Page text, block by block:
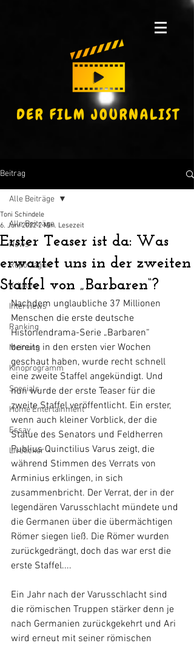
Beitrag
Alle Beiträge
News
Reportagen
Kritiken
Interviews
Ranking
Meinung
Kinoprogramm
Specials
Home Entertainment
Essay
Liveticker
Alle Beiträge
Erster Teaser ist da: Was
erwartet uns in der zweiten
Staffel von „Barbaren“?
Toni Schindele
6. Juni 2022 2 Min. Lesezeit
Nachdem unglaubliche 37 Millionen
Menschen die erste deutsche
Historiendrama-Serie „Barbaren“
bereits in den ersten vier Wochen
geschaut haben, wurde recht schnell
eine zweite Staffel angekündigt. Und
nun wurde der erste Teaser für die
zweite Staffel veröffentlicht. Ein erster,
wenn auch kleiner Vorblick, der die
Statue des Senators und Feldherren
Publius Quinctilius Varus zeigt, die
während Stimmen des Verrats von
Arminius erklingen, in sich
zusammenbricht. Der Verrat, der in der
legendären Varusschlacht mündete und
die Germanen über die übermächtigen
Römer siegen ließ. Die Römer wurden
zurückgedrängt, doch das war erst die
erste Staffel....
Ein Jahr nach der Varusschlacht sind
die römischen Truppen stärker denn je
nach Germanien zurückgekehrt und Ari
wird erneut mit seiner römischen